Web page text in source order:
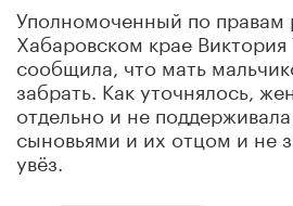
Уполномоченный по правам
Хабаровском крае Виктория
сообщила, что мать
забрать. Как уточнялось,
отдельно и не
сыновьями и их отцом и не
увёз.